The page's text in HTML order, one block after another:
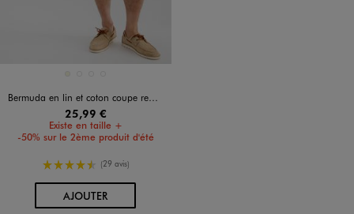
Bermuda en lin et coton coupe regular homme
25,99 €
Existe en taille +
-50% sur le 2ème produit d'été
4.5/5 de moyenne
(29 avis)
AJOUTERAU PANIER